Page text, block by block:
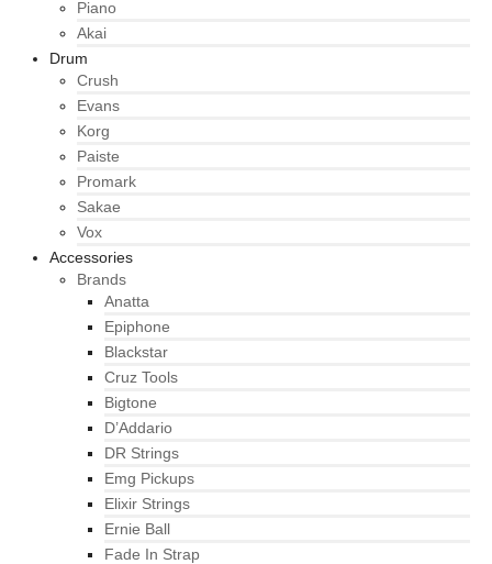
Piano
Akai
Drum
Crush
Evans
Korg
Paiste
Promark
Sakae
Vox
Accessories
Brands
Anatta
Epiphone
Blackstar
Cruz Tools
Bigtone
D’Addario
DR Strings
Emg Pickups
Elixir Strings
Ernie Ball
Fade In Strap